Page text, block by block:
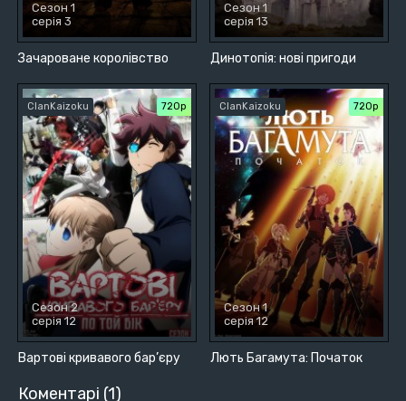
Зачароване королівство
Сезон 1
серія 3
Динотопія: нові пригоди
Сезон 1
серія 13
Вартові кривавого бар’єру
ClanKaizoku 720р
Сезон 2
серія 12
Лють Багамута: Початок
ClanKaizoku 720р
Сезон 1
серія 12
Коментарі (1)